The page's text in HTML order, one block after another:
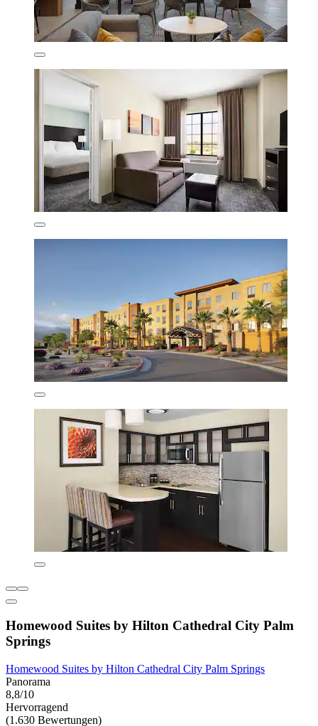
Homewood Suites by Hilton Cathedral City Palm
Springs
Homewood Suites by Hilton Cathedral City Palm Springs
Panorama
8,8/10
Hervorragend
(1.630 Bewertungen)